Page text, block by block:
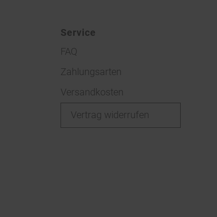
Service
FAQ
Zahlungsarten
Versandkosten
Vertrag widerrufen